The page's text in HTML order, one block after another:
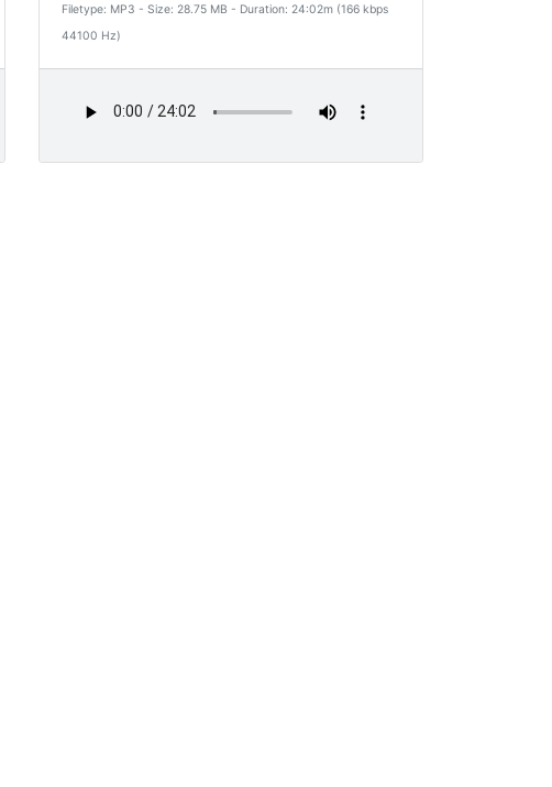
Filetype: MP3 - Size: 28.75 MB - Duration: 24:02m (166 kbps
44100 Hz)